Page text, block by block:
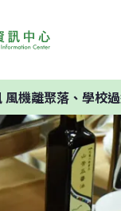
聚落、學校過近